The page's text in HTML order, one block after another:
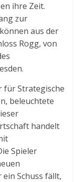
ihre Zeit.
zur
aus der
Rogg, von
für Strategische
beleuchtete
handelt
Spieler
Schuss fällt,